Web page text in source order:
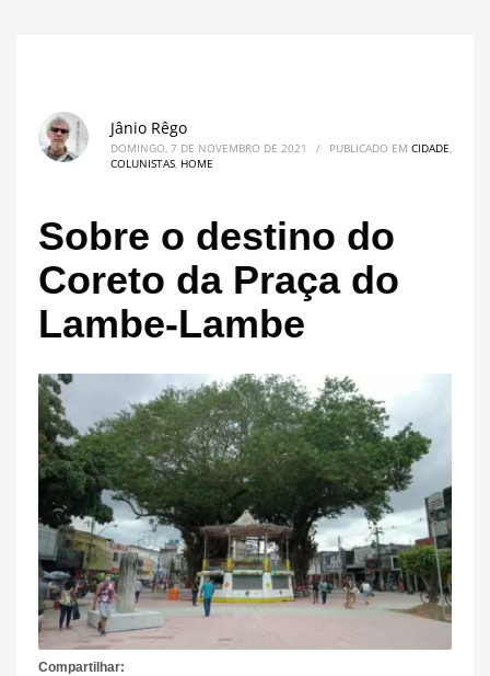
Jânio Rêgo
DOMINGO, 7 DE NOVEMBRO DE 2021 / PUBLICADO EM CIDADE,
COLUNISTAS, HOME
Sobre o destino do
Coreto da Praça do
Lambe-Lambe
Compartilhar: